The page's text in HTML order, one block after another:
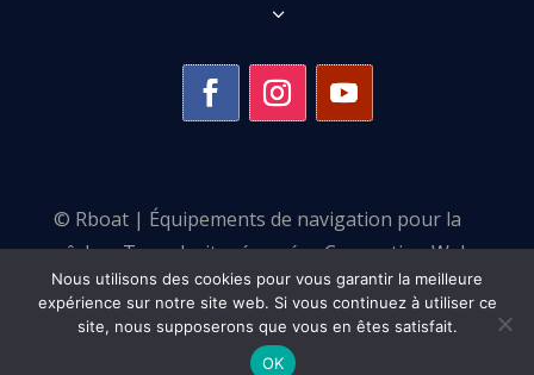
3
© Rboat | Équipements de navigation pour la
pêche •Tous droits réservés •Conception Web :
Pulse Communication
✉️
Nous utilisons des cookies pour vous garantir la meilleure
expérience sur notre site web. Si vous continuez à utiliser ce
site, nous supposerons que vous en êtes satisfait.
OK